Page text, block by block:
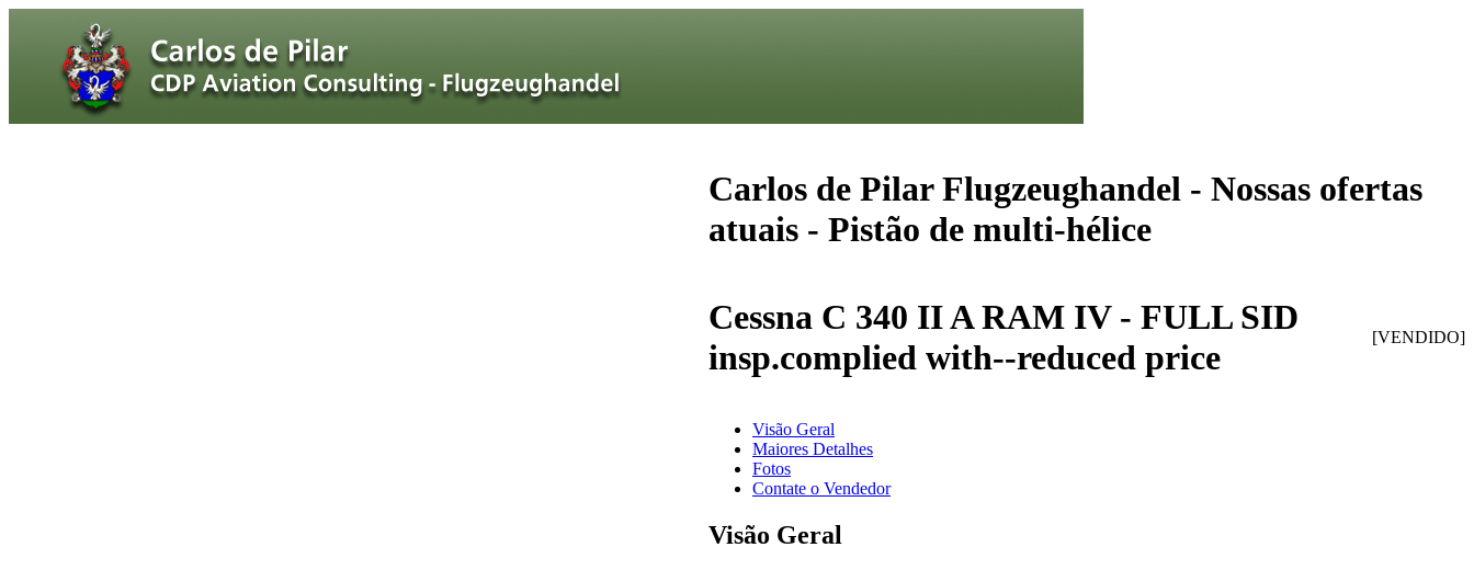
Carlos de Pilar Flugzeughandel - Nossas ofertas
atuais - Pistão de multi-hélice
Cessna C 340 II A RAM IV - FULL SID
insp.complied with--reduced price
[VENDIDO]
Visão Geral
Maiores Detalhes
Fotos
Contate o Vendedor
Visão Geral